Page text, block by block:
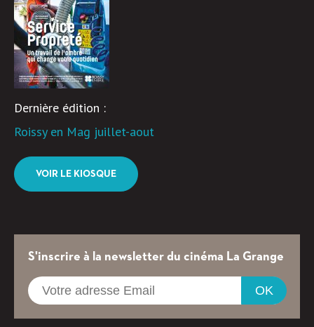
Dernière édition :
Roissy en Mag juillet-aout
VOIR LE KIOSQUE
S'inscrire à la newsletter du cinéma La Grange
OK